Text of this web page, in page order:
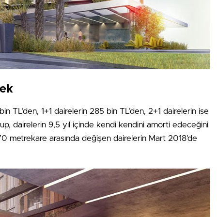
TL’den, 1+1 dairelerin 285 bin TL’den, 2+1 dairelerin ise
dairelerin 9,5 yıl içinde kendi kendini amorti edeceğini
metrekare arasında değişen dairelerin Mart 2018’de